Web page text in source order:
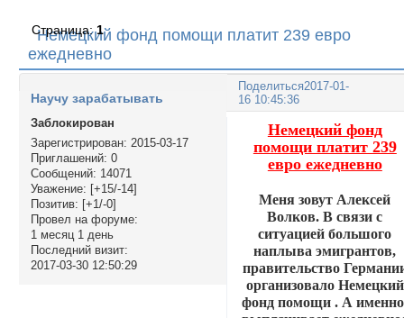
Немецкий фонд помощи платит 239 евро
ежедневно
Страница:1
Поделиться2017-01-
16 10:45:36
Научу зарабатывать
Заблокирован
Зарегистрирован: 2015-03-17
Приглашений: 0
Сообщений: 14071
Уважение: [+15/-14]
Позитив: [+1/-0]
Провел на форуме:
1 месяц 1 день
Последний визит:
2017-03-30 12:50:29
Немецкий фонд
помощи платит 239
евро ежедневно
Меня зовут Алексей
Волков. В связи с
ситуацией большого
наплыва эмигрантов,
правительство
организовало Немецкий
фонд помощи . А